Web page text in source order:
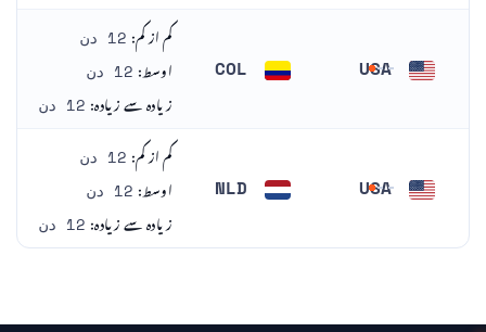
USA
کم از کم: 12 دن
اوسط: 12 دن
زیادہ سے زیادہ: 12 دن
USA
کم از کم: 12 دن
اوسط: 12 دن
زیادہ سے زیادہ: 12 دن